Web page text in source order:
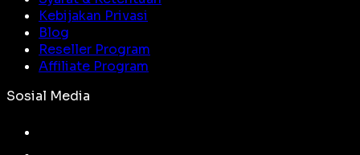
Kebijakan Privasi
Blog
Reseller Program
Affiliate Program
Sosial Media